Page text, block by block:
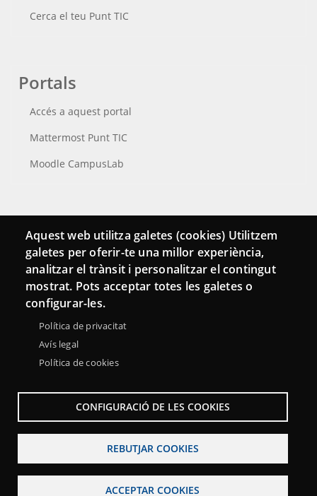
Cerca el teu Punt TIC
Portals
Accés a aquest portal
Mattermost Punt TIC
Moodle CampusLab
Connecta
Bustia de contacte
Butlletins
Aquest web utilitza galetes (cookies) Utilitzem
galetes per oferir-te una millor experiència,
analitzar el trànsit i personalitzar el contingut
mostrat. Pots acceptar totes les galetes o
configurar-les.
Política de privacitat
Avís legal
Política de cookies
CONFIGURACIÓ DE LES COOKIES
REBUTJAR COOKIES
ACCEPTAR COOKIES
Menu
Sobre la Xarxa Punttic Avís legal
Accessibilitat